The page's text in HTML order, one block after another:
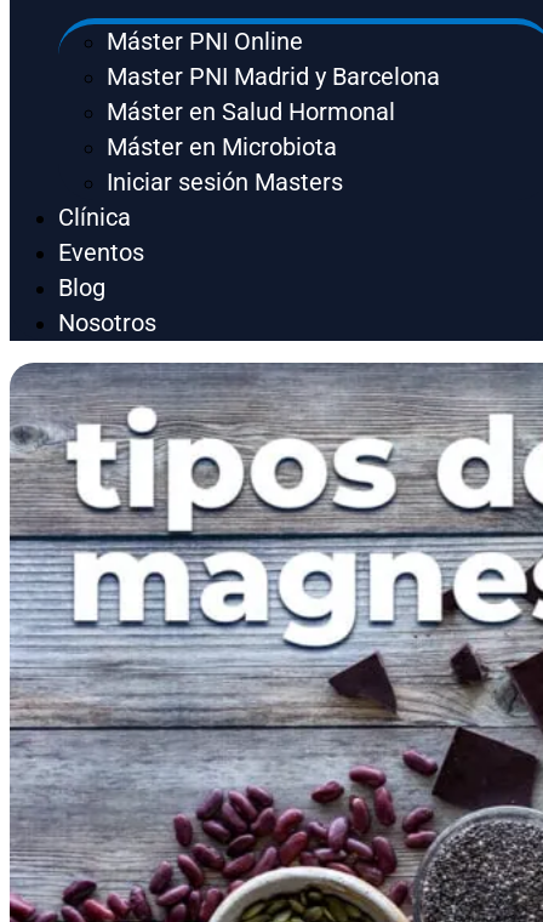
Máster PNI Online
Master PNI Madrid y Barcelona
Máster en Salud Hormonal
Máster en Microbiota
Iniciar sesión Masters
Clínica
Eventos
Blog
Nosotros